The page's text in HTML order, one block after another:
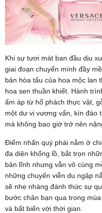
Khi sự tươi mát ban đầu dịu
giai đoạn chuyển mình đầy
bản hòa tấu của hoa mộc lan
hoa sen thuần khiết. Hành
ấm áp từ hổ phách thực vật,
một dư vị vương vấn, kín đáo
mà không bao giờ trở nên
Điểm nhấn quý phái nằm ở
đa diện khổng lồ, bắt trọn
bản lĩnh nhưng vẫn vô cùng
những chuyến viễn du ngập
sẽ nhẹ nhàng đánh thức sự
bước chân bạn qua trong
và bất biến với thời gian.